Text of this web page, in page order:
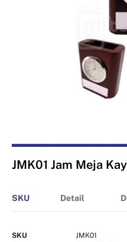
JMK01 Jam Meja
SKU Detail
SKU
JMK01